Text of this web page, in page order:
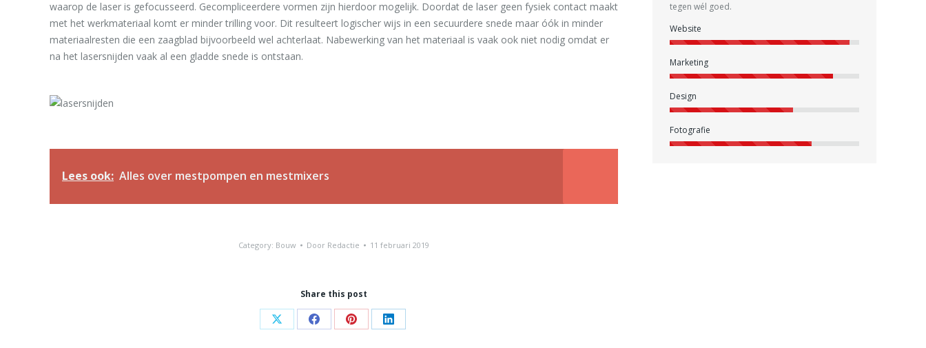
waarop de laser is gefocusseerd. Gecompliceerdere vormen zijn hierdoor mogelijk. Doordat de laser geen fysiek contact maakt
met het werkmateriaal komt er minder trilling voor. Dit resulteert logischer wijs in een secuurdere snede maar óók in minder
materiaalresten die een zaagblad bijvoorbeeld wel achterlaat. Nabewerking van het materiaal is vaak ook niet nodig omdat er
na het lasersnijden vaak al een gladde snede is ontstaan.
Lees ook: Alles over mestpompen en mestmixers
Category: Bouw Door Redactie 11 februari 2019
Share this post
Share Share Share Share
tegen wél goed.
Website
Marketing
Design
Fotografie